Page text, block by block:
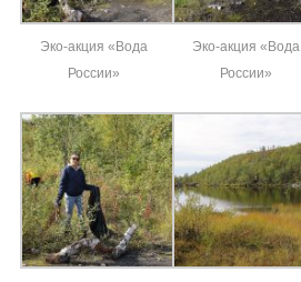
Эко-акция «Вода
России»
Эко-акция «Вода
России»